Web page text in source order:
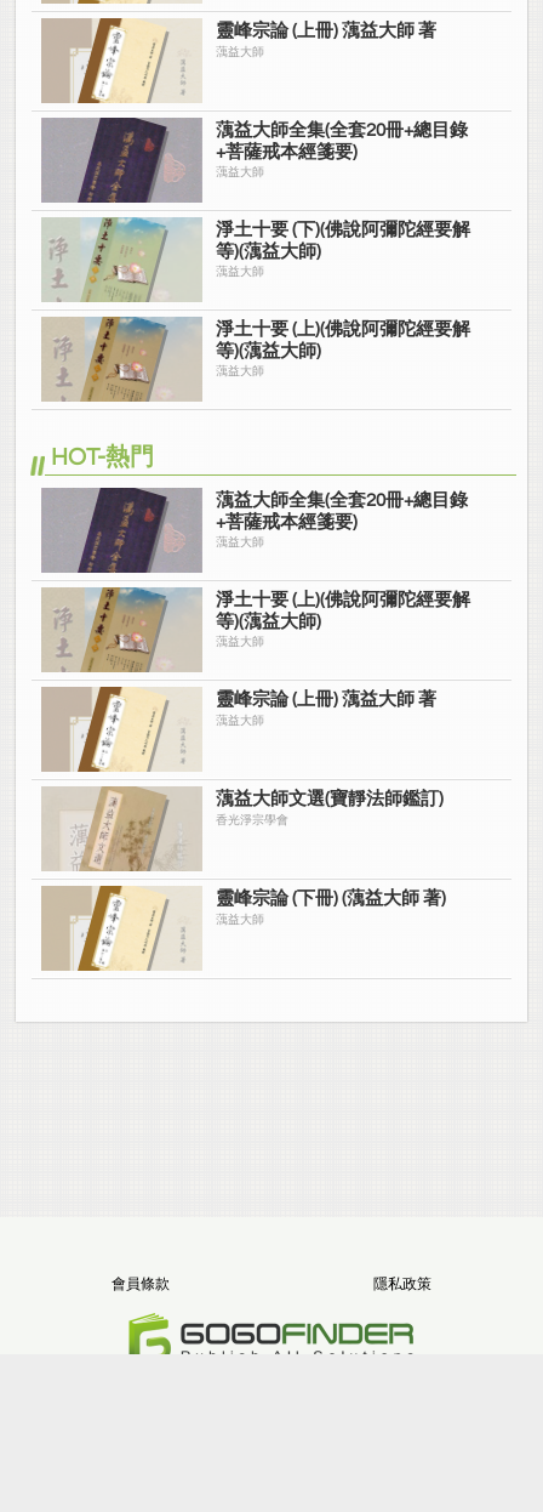
靈峰宗論 (上冊) 蕅益大師 著
蕅益大師
蕅益大師全集(全套20冊+總目錄
+菩薩戒本經箋要)
蕅益大師
淨土十要 (下)(佛說阿彌陀經要解
等)(蕅益大師)
蕅益大師
淨土十要 (上)(佛說阿彌陀經要解
等)(蕅益大師)
蕅益大師
HOT-熱門
蕅益大師全集(全套20冊+總目錄
+菩薩戒本經箋要)
蕅益大師
淨土十要 (上)(佛說阿彌陀經要解
等)(蕅益大師)
蕅益大師
靈峰宗論 (上冊) 蕅益大師 著
蕅益大師
蕅益大師文選(寶靜法師鑑訂)
香光淨宗學會
靈峰宗論 (下冊) (蕅益大師 著)
蕅益大師
會員條款 隱私政策